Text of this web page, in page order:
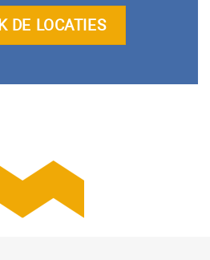
DE LOCATIES